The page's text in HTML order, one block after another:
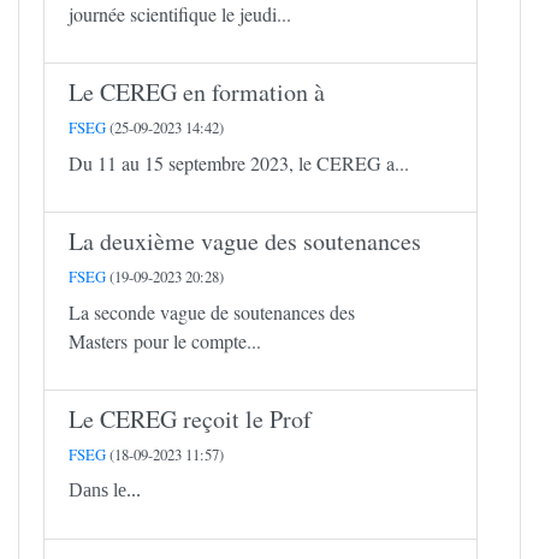
journée scientifique le jeudi...
Le CEREG en formation à
FSEG(25-09-2023 14:42)
Du 11 au 15 septembre 2023, le CEREG a...
La deuxième vague des soutenances
FSEG(19-09-2023 20:28)
La seconde vague de soutenances des
Masters pour le compte...
Le CEREG reçoit le Prof
FSEG(18-09-2023 11:57)
Dans le...